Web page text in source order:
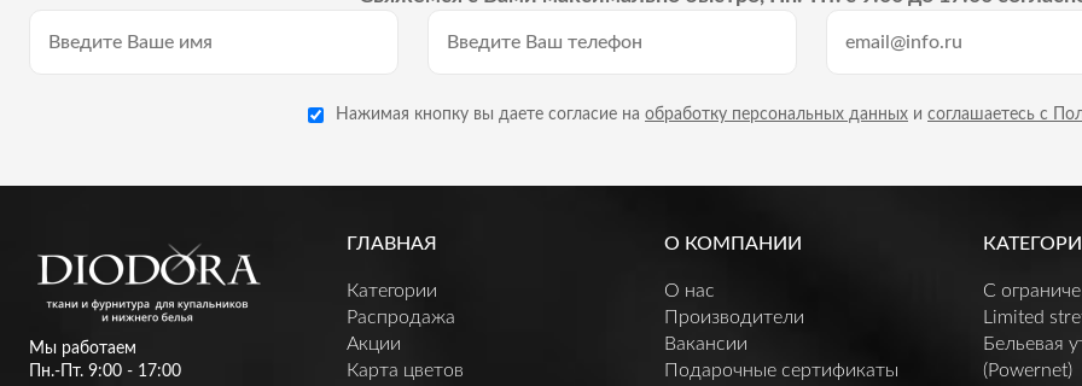
Нажимая кнопку вы даете согласие на обработку персональных данных и соглашаетесь с
Мы работаем
Пн.-Пт. 9:00 - 17:00
ГЛАВНАЯ
Категории
Распродажа
Акции
Карта цветов
О КОМПАНИИ
О нас
Производители
Вакансии
Подарочные сертификаты
C
Limited
Бельевая
(Powernet)